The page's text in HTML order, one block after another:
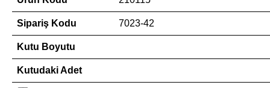
Sipariş Kodu 7023-42
Kutu Boyutu
Kutudaki Adet